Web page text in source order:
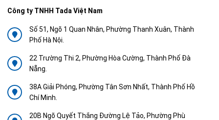
Công ty TNHH Tada Việt Nam
Số 51, Ngõ 1 Quan Nhân, Phường Thanh Xuân, Thành
Phố Hà Nội.
22 Trường Thi 2, Phường Hòa Cường, Thành Phố Đà
Nẵng.
38A Giải Phóng, Phường Tân Sơn Nhất, Thành Phố Hồ
Chí Minh.
20B Ngõ Quyết Thắng Đường Lệ Tảo, Phường Phù